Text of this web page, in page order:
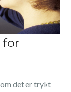
for
om det er trykt